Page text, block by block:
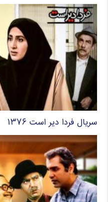
سریال فردا دیر است ۱۳۷۶